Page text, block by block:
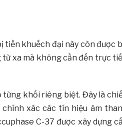
tiền khuếch đại này còn được
xa mà không cần đến trực
khối riêng biệt. Đây là
xác các tín hiệu âm
C-37 được xây dựng